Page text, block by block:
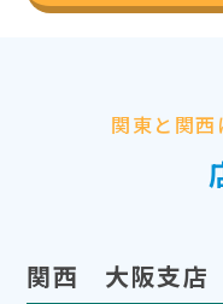
関東と関西
関西 大阪支店